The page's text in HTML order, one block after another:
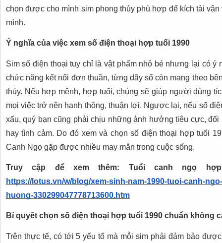
chọn được cho mình sim phong thủy phù hợp để kích tài
mình.
Ý nghĩa của việc xem số điện thoại hợp tuổi 1990
Sim số điện thoại tuy chỉ là vật phẩm nhỏ bé nhưng lại có
chức năng kết nối đơn thuần, từng dãy số còn mang theo
thủy. Nếu hợp mệnh, hợp tuổi, chúng sẽ giúp người dùng
mọi việc trở nên hanh thông, thuận lợi. Ngược lại, nếu số
xấu, quý bạn cũng phải chịu những ảnh hưởng tiêu cực,
hay tình cảm. Do đó xem và chọn số điện thoại hợp tuổi
Canh Ngọ gặp được nhiều may mắn trong cuộc sống.
https://lotus.vn/w/blog/xem-sinh-nam-1990-tuoi-canh-
huong-330299047778713600.htm
Bí quyết chọn số điện thoại hợp tuổi 1990 chuẩn không
Trên thực tế, có tới 5 yếu tố mà mỗi sim phải đảm bảo